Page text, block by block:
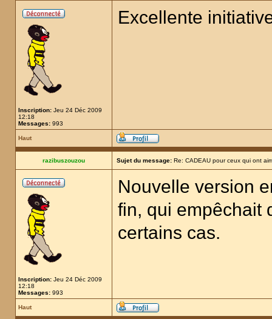
Inscription: Jeu 24 Déc 2009
12:18
Messages: 993
Excellente
Haut
razibuszouzou Sujet du message: Re: CADEAU pour ceux qui ont
Inscription: Jeu 24 Déc 2009
12:18
Messages: 993
Nouvelle version
fin, qui empêchait
certains cas.
Haut